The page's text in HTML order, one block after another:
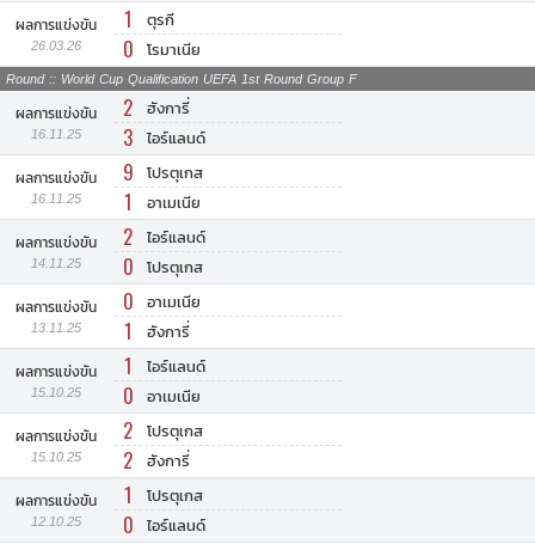
ผลการแข่งขัน
26.03.26
1 ตุรกี
0 โรมาเนีย
Round :: World Cup Qualification UEFA 1st Round Group F
ผลการแข่งขัน
16.11.25
2 ฮังการี่
3 ไอร์แลนด์
ผลการแข่งขัน
16.11.25
9 โปรตุเกส
1 อาเมเนีย
ผลการแข่งขัน
14.11.25
2 ไอร์แลนด์
0 โปรตุเกส
ผลการแข่งขัน
13.11.25
0 อาเมเนีย
1 ฮังการี่
ผลการแข่งขัน
15.10.25
1 ไอร์แลนด์
0 อาเมเนีย
ผลการแข่งขัน
15.10.25
2 โปรตุเกส
2 ฮังการี่
ผลการแข่งขัน
12.10.25
1 โปรตุเกส
0 ไอร์แลนด์